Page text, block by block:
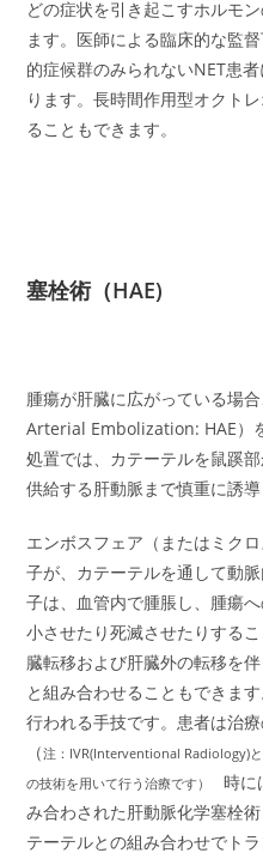
どの症状を引き起こすホルモ
ます。医師による臨床的な監
的症候群のみられないNET患
ります。長時間作用型オクト
ることもできます。
塞栓術（HAE)
腫瘍が肝臓に広がっている場
Arterial Embolization: HAE）
処置では、カテーテルを鼠蹊
供給する肝動脈まで慎重に誘導
エンボスフェア（またはミク
子が、カテーテルを通して動
子は、血管内で腫脹し、腫瘍
小させたり死滅させたりする
臓転移および肝臓外の転移を
と組み合わせることもできま
行われる手技です。患者は治
（注：IVR(Interventional Radiology)
の技術を用いて行う治療です） 時に
み合わされた肝動脈化学塞栓
テーテルとの組み合わせでト